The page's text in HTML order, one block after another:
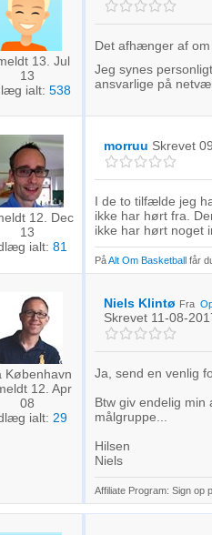
13. Jul
13
ialt: 538
Det afhænger af
Jeg synes
ansvarlige på
12. Dec
13
ialt: 81
morruu Skrevet
I de to tilfælde jeg
ikke har hørt fra.
ikke har hørt noget
PåAlt Om Basketballfår
København
12. Apr
08
ialt: 29
Niels Klintø Fra
Skrevet 11-08-
Ja, send en venlig
Btw giv endelig min
målgruppe...
Hilsen
Niels
Affiliate Program: Sign op